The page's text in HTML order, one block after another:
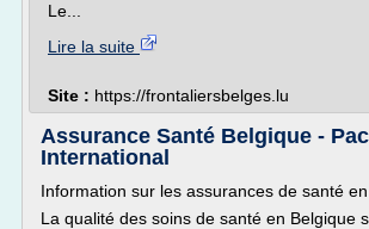
Le...
Lire la suite
Site : https://frontaliersbelges.lu
Assurance Santé Belgique -
International
Information sur les assurances de santé
La qualité des soins de santé en Belgique